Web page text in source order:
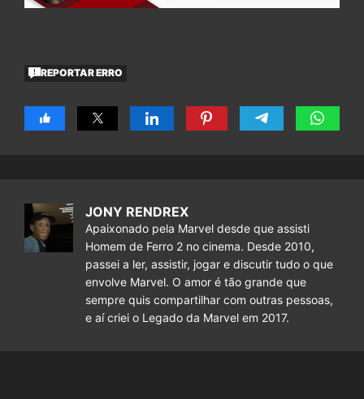
REPORTAR ERRO
JONY RENDREX
Apaixonado pela Marvel desde que assisti
Homem de Ferro 2 no cinema. Desde 2010,
passei a ler, assistir, jogar e discutir tudo o que
envolve Marvel. O amor é tão grande que
sempre quis compartilhar com outras pessoas,
e aí criei o Legado da Marvel em 2017.